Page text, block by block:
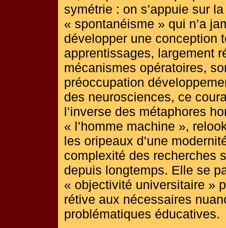
symétrie : on s’appuie sur
« spontanéisme » qui n’a
développer une conception
apprentissages, largement
mécanismes opératoires,
préoccupation
des neurosciences, ce
l’inverse des métaphores
« l’homme machine »,
les oripeaux d’une
complexité des recherches
depuis longtemps. Elle se
« objectivité universitaire »
rétive aux nécessaires
problématiques éducatives.